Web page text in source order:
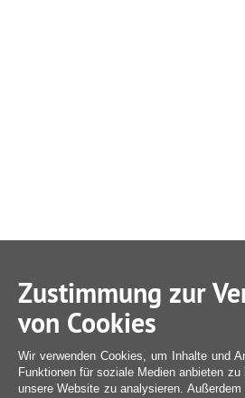
Zustimmung zur
von Cookies
Wir verwenden Cookies, um Inhalte und
Funktionen für soziale Medien anbieten
unsere Website zu analysieren.